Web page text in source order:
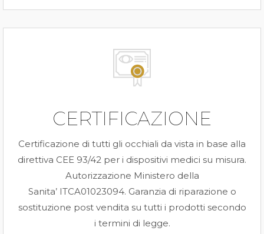
CERTIFICAZIONE
Certificazione di tutti gli occhiali da vista in base alla
direttiva CEE 93/42 per i dispositivi medici su misura.
Autorizzazione Ministero della
Sanita’ ITCA01023094. Garanzia di riparazione o
sostituzione post vendita su tutti i prodotti secondo
i termini di legge.